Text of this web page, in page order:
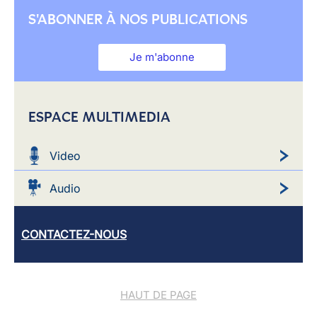
S'ABONNER À NOS PUBLICATIONS
Je m'abonne
ESPACE MULTIMEDIA
Video
Audio
CONTACTEZ-NOUS
HAUT DE PAGE